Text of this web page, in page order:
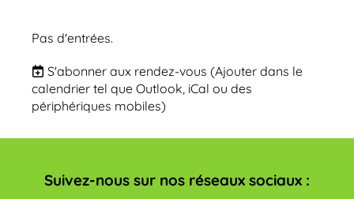
Pas d'entrées.
S'abonner aux rendez-vous (Ajouter dans le
calendrier tel que Outlook, iCal ou des
périphériques mobiles)
Suivez-nous sur nos réseaux sociaux :